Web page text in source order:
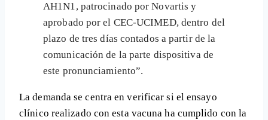
AH1N1, patrocinado por Novartis y
aprobado por el CEC-UCIMED, dentro del
plazo de tres días contados a partir de la
comunicación de la parte dispositiva de
este pronunciamiento”.
La demanda se centra en verificar si el ensayo
clínico realizado con esta vacuna ha cumplido con la